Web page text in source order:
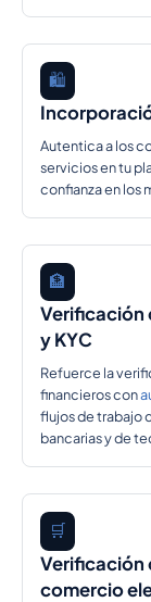
🛍️
Autentica a los
servicios en tu
confianza en los
🏦
Verificación
y KYC
Refuerce la
financieros con
flujos de trabajo
bancarias y de
🛒
Verificación
comercio